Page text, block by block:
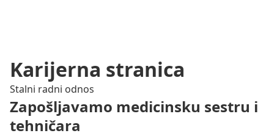
Karijerna stranica
Stalni radni odnos
Zapošljavamo medicinsku sestru i
tehničara